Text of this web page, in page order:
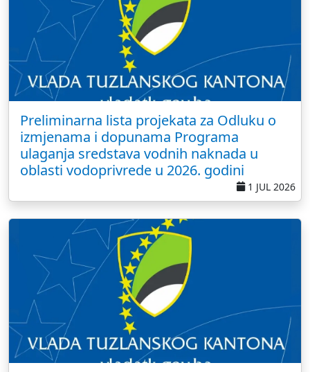
Preliminarna lista projekata za Odluku o
izmjenama i dopunama Programa
ulaganja sredstava vodnih naknada u
oblasti vodoprivrede u 2026. godini
1 JUL 2026